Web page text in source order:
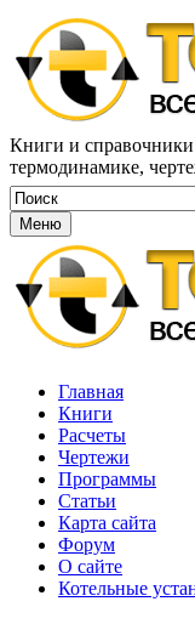
Книги и справочники
термодинамике,
Меню
Главная
Книги
Расчеты
Чертежи
Программы
Статьи
Карта сайта
Форум
О сайте
Котельные